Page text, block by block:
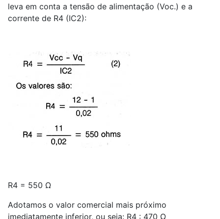
leva em conta a tensão de alimentação (Voc.) e a
corrente de R4 (IC2):
R4 = 550 Ω
Adotamos o valor comercial mais próximo
imediatamente inferior, ou seja: R4 : 470 Ω